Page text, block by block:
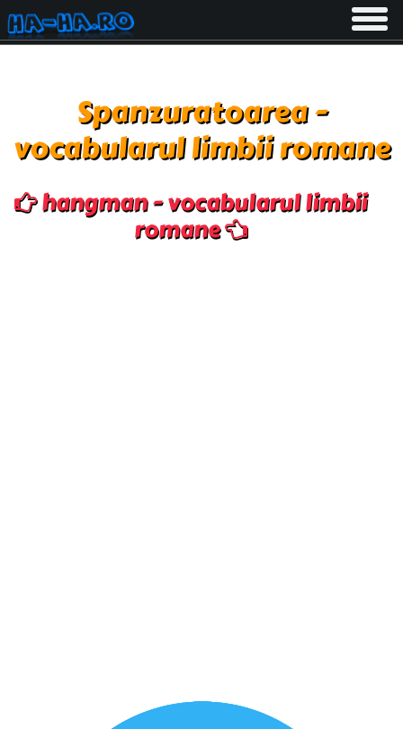
Toggle
Spanzuratoarea -
vocabularul limbii romane
hangman - vocabularul limbii
romane